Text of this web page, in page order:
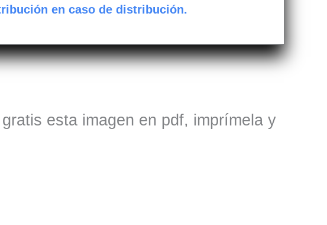
en caso de distribución.
esta imagen en pdf, imprímela y